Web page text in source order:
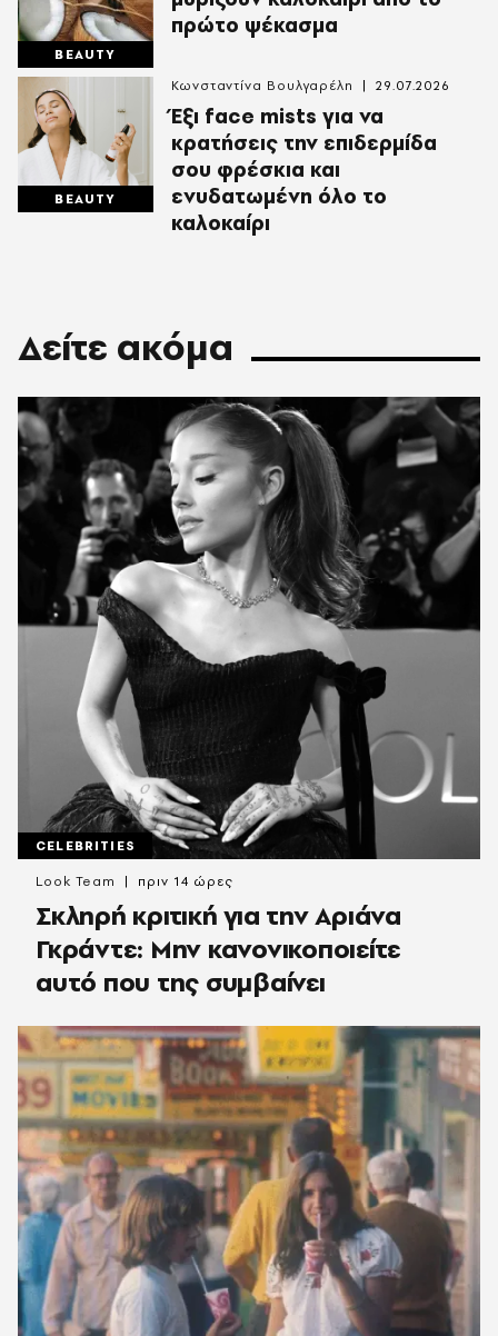
BEAUTY
πρώτο ψέκασμα
BEAUTY
Έξι face mists για να
κρατήσεις την επιδερμίδα
σου φρέσκια και
ενυδατωμένη όλο το
καλοκαίρι
Κωνσταντίνα Βουλγαρέλη 29.07.2026
Δείτε ακόμα
CELEBRITIES
Σκληρή κριτική για την Αριάνα
Γκράντε: Μην κανονικοποιείτε
αυτό που της συμβαίνει
Look Team πριν 14 ώρες